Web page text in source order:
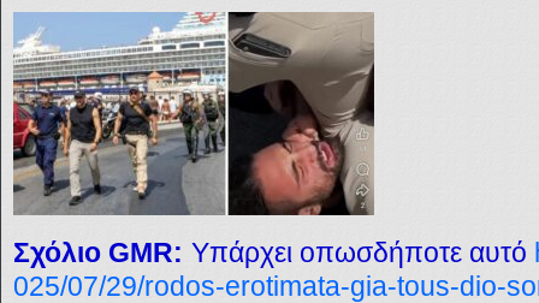
Σχόλιο GMR: Υπάρχει οπωσδήποτε αυτό
025/07/29/rodos-erotimata-gia-tous-dio-